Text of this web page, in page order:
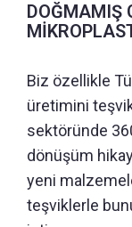
DOĞMAMIŞ
Biz özellikle
üretimini
sektöründe
dönüşüm
yeni
teşviklerle